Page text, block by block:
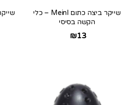
שייקר ביצה כתום Meinl – כלי
הקשה בסיסי
₪13